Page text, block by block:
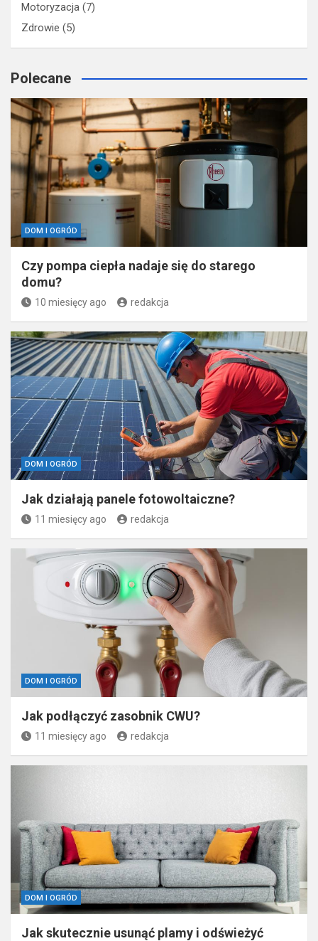
Motoryzacja (7)
Zdrowie (5)
Polecane
DOM I OGRÓD
Czy pompa ciepła nadaje się do starego
domu?
10 miesięcy ago redakcja
DOM I OGRÓD
Jak działają panele fotowoltaiczne?
11 miesięcy ago redakcja
DOM I OGRÓD
Jak podłączyć zasobnik CWU?
11 miesięcy ago redakcja
DOM I OGRÓD
Jak skutecznie usunąć plamy i odświeżyć